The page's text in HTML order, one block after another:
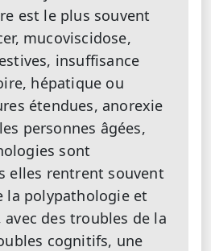
est le plus souvent
mucoviscidose,
insuffisance
hépatique ou
étendues, anorexie
personnes âgées,
sont
elles rentrent souvent
la polypathologie et
des troubles de la
cognitifs, une